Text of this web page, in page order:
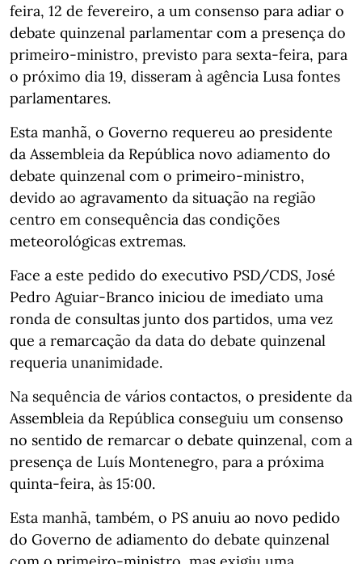
feira, 12 de fevereiro, a um consenso para adiar o
debate quinzenal parlamentar com a presença do
primeiro-ministro, previsto para sexta-feira, para
o próximo dia 19, disseram à agência Lusa fontes
parlamentares.
Esta manhã, o Governo requereu ao presidente
da Assembleia da República novo adiamento do
debate quinzenal com o primeiro-ministro,
devido ao agravamento da situação na região
centro em consequência das condições
meteorológicas extremas.
Face a este pedido do executivo PSD/CDS, José
Pedro Aguiar-Branco iniciou de imediato uma
ronda de consultas junto dos partidos, uma vez
que a remarcação da data do debate quinzenal
requeria unanimidade.
Na sequência de vários contactos, o presidente da
Assembleia da República conseguiu um consenso
no sentido de remarcar o debate quinzenal, com a
presença de Luís Montenegro, para a próxima
quinta-feira, às 15:00.
Esta manhã, também, o PS anuiu ao novo pedido
do Governo de adiamento do debate quinzenal